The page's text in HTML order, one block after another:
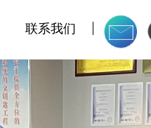
联系我们